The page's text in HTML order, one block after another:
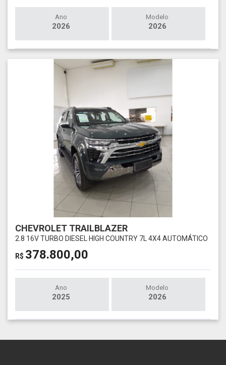
Ano
2026
Modelo
2026
CHEVROLET TRAILBLAZER
2.8 16V TURBO DIESEL HIGH COUNTRY 7L 4X4 AUTOMÁTICO
R$ 378.800,00
Ano
2025
Modelo
2026